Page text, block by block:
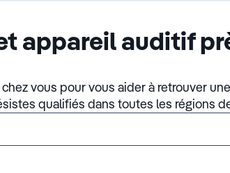
appareil auditif
vous pour vous aider à retrouver
qualifiés dans toutes les régions